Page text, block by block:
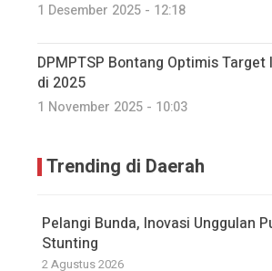
1 Desember 2025 - 12:18
DPMPTSP Bontang Optimis
di 2025
1 November 2025 - 10:03
Trending di Daerah
Pelangi Bunda, Inovasi Unggulan
Stunting
2 Agustus 2026